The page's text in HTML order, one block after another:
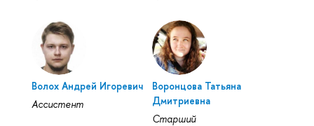
Волох Андрей Игоревич
Ассистент
Воронцова Татьяна
Дмитриевна
Старший